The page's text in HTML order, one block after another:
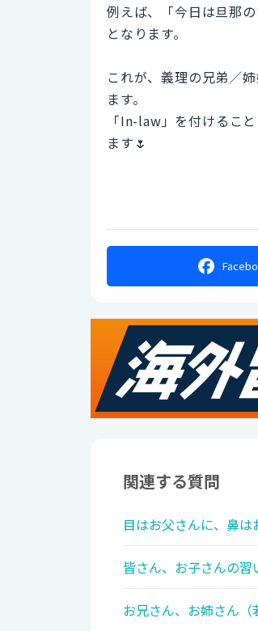
例えば、「今日は旦那
となります。
これが、義理の兄弟／
ます。
「In-law」を付けるこ
ます🌷
関連する質問
目はお父さんに、鼻
皆さん、お子さんの習
お兄さん、お姉さん